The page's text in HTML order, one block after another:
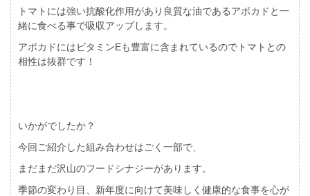
トマトには強い抗酸化作用があり良質な油であるアボカドと一
緒に食べる事で吸収アップします。
アボカドにはビタミンEも豊富に含まれているのでトマトとの
相性は抜群です！
いかがでしたか？
今回ご紹介した組み合わせはごく一部で、
まだまだ沢山のフードシナジーがあります。
季節の変わり目、新年度に向けて美味しく健康的な食事を心が